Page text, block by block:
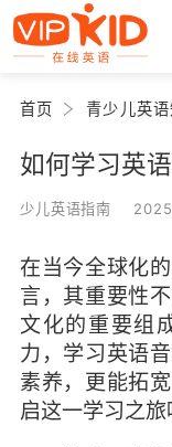
首页 青少儿英语
如何学习英
少儿英语指南
在当今全球化
言，其重要性
文化的重要组
力，学习英语
素养，更能拓
启这一学习之旅